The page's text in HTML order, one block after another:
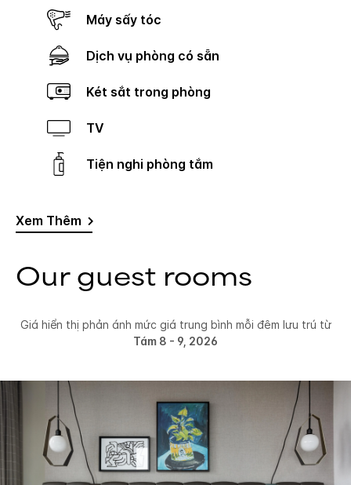
Máy sấy tóc
Dịch vụ phòng có sẵn
Két sắt trong phòng
TV
Tiện nghi phòng tắm
Xem Thêm
Our guest rooms
Giá hiển thị phản ánh mức giá trung bình mỗi đêm lưu trú từ
Tám 8 - 9, 2026